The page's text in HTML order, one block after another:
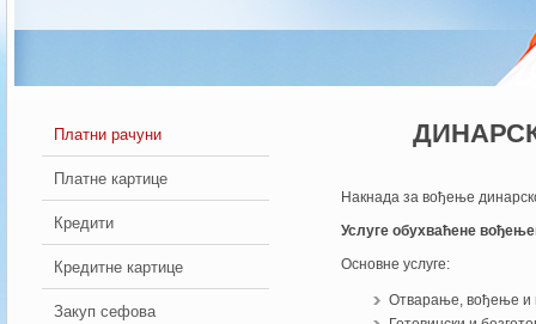
Платни рачуни
Платне картице
Кредити
Кредитне картице
Закуп сефова
Накнада за вођење
Услуге обухваћене
Основне услуге:
Отварање, вођење и